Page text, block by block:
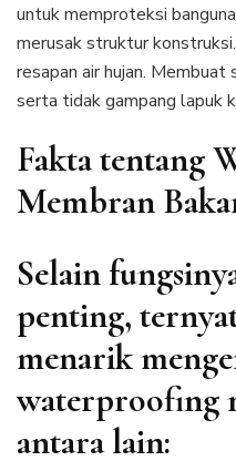
untuk memproteksi
merusak struktur
resapan air hujan.
serta tidak gampang lapuk
Fakta tentang
Membran
Selain
penting,
menarik
waterproofing
antara lain: